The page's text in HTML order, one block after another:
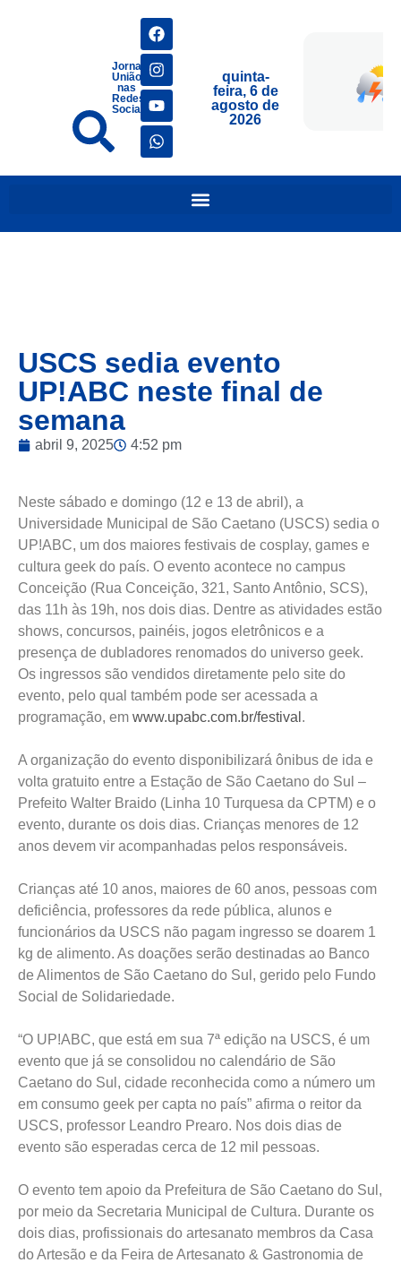
Jornais
União
nas
Redes
Sociais
quinta-
feira, 6 de
agosto de
2026
USCS sedia evento
UP!ABC neste final de
semana
abril 9, 2025 4:52 pm
Neste sábado e domingo (12 e 13 de abril), a
Universidade Municipal de São Caetano (USCS) sedia o
UP!ABC, um dos maiores festivais de cosplay, games e
cultura geek do país. O evento acontece no campus
Conceição (Rua Conceição, 321, Santo Antônio, SCS),
das 11h às 19h, nos dois dias. Dentre as atividades estão
shows, concursos, painéis, jogos eletrônicos e a
presença de dubladores renomados do universo geek.
Os ingressos são vendidos diretamente pelo site do
evento, pelo qual também pode ser acessada a
programação, em www.upabc.com.br/festival .
A organização do evento disponibilizará ônibus de ida e
volta gratuito entre a Estação de São Caetano do Sul –
Prefeito Walter Braido (Linha 10 Turquesa da CPTM) e o
evento, durante os dois dias. Crianças menores de 12
anos devem vir acompanhadas pelos responsáveis.
Crianças até 10 anos, maiores de 60 anos, pessoas com
deficiência, professores da rede pública, alunos e
funcionários da USCS não pagam ingresso se doarem 1
kg de alimento. As doações serão destinadas ao Banco
de Alimentos de São Caetano do Sul, gerido pelo Fundo
Social de Solidariedade.
“O UP!ABC, que está em sua 7ª edição na USCS, é um
evento que já se consolidou no calendário de São
Caetano do Sul, cidade reconhecida como a número um
em consumo geek per capta no país” afirma o reitor da
USCS, professor Leandro Prearo. Nos dois dias de
evento são esperadas cerca de 12 mil pessoas.
O evento tem apoio da Prefeitura de São Caetano do Sul,
por meio da Secretaria Municipal de Cultura. Durante os
dois dias, profissionais do artesanato membros da Casa
do Artesão e da Feira de Artesanato & Gastronomia de